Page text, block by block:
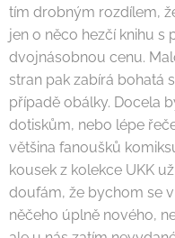
tím drobným rozdílem,
jen o něco hezčí knihu s
dvojnásobnou cenu.
stran pak zabírá bohatá
případě obálky. Docela
dotiskům, nebo lépe
většina fanoušků
kousek z kolekce UKK
doufám, že bychom se
něčeho úplně nového,